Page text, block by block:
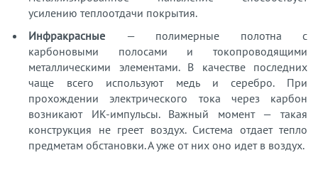
усилению теплоотдачи покрытия.
Инфракрасные
— полимерные полотна с
карбоновыми полосами и токопроводящими
металлическими элементами. В качестве последних
чаще всего используют медь и серебро. При
прохождении электрического тока через карбон
возникают ИК-импульсы. Важный момент — такая
конструкция не греет воздух. Система отдает тепло
предметам обстановки. А уже от них оно идет в воздух.